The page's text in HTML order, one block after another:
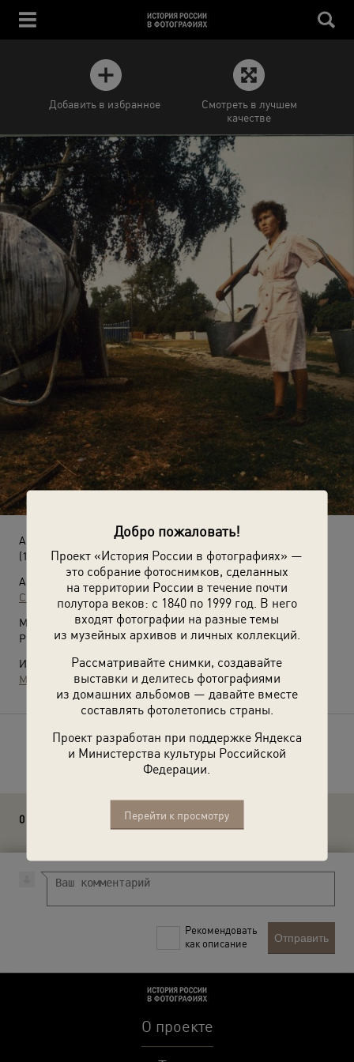
Добро пожаловать!
Проект «История России в фотографиях» —
это собрание фотоснимков, сделанных
на территории России в течение почти
полутора веков: с 1840 по 1999 год. В него
входят фотографии на разные темы
из музейных архивов и личных коллекций.
Рассматривайте снимки, создавайте
выставки и делитесь фотографиями
из домашних альбомов — давайте вместе
составлять фотолетопись страны.
Проект разработан при поддержке Яндекса
и Министерства культуры Российской
Федерации.
Перейти к просмотру
Добавить в избранное
Смотреть в лучшем
качестве
Арино
(1992 год)
Автор:
Сергей Чиликов
Место съемки:
Республика Марий Эл, с. Арино
Источники:
МАММ / МДФ
Расскажите друзьям об этом фото
0 комментариев
Рекомендовать
как описание
Отправить
О проекте